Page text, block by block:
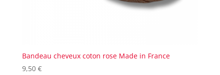
Bandeau cheveux coton rose Made in France
9,50 €